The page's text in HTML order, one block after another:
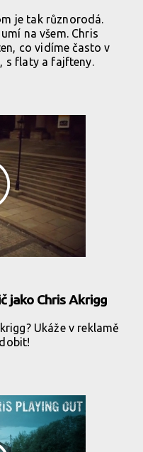
je tak různorodá.
na všem. Chris
co vidíme často v
s flaty a fajfteny.
jako Chris Akrigg
Ukáže v reklamě